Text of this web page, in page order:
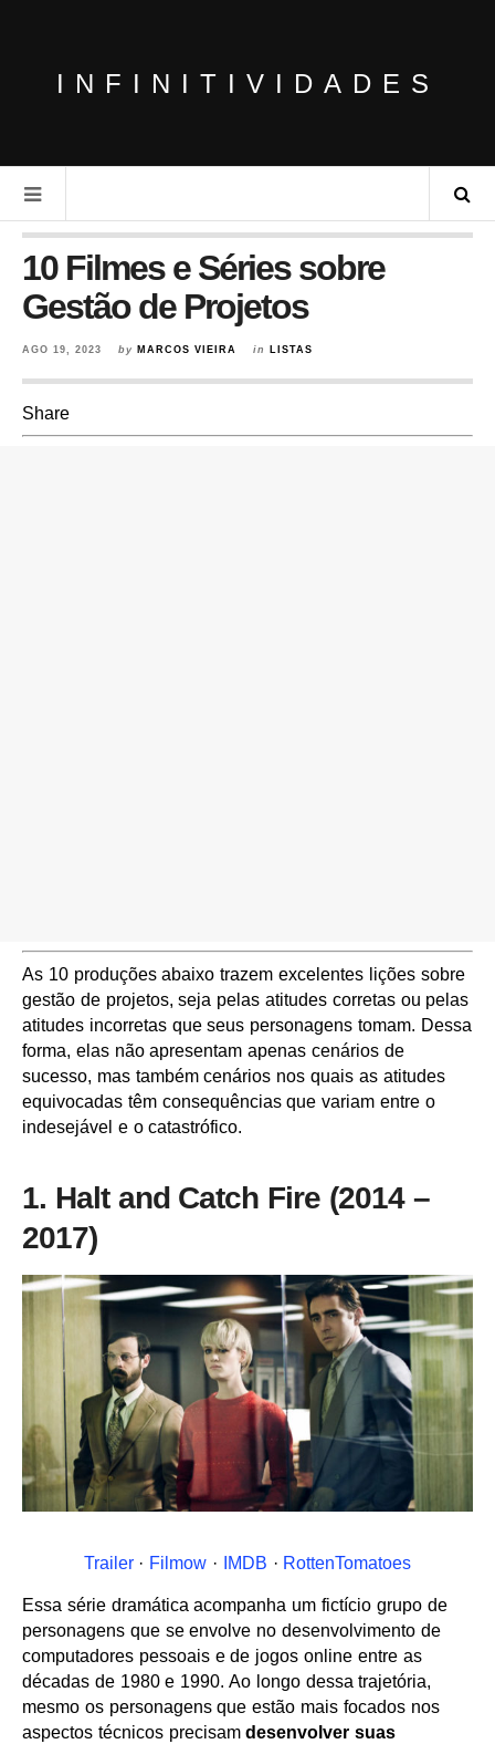
INFINITIVIDADES
10 Filmes e Séries sobre
Gestão de Projetos
AGO 19, 2023 by MARCOS VIEIRA in LISTAS
Share
As 10 produções abaixo trazem excelentes lições sobre
gestão de projetos, seja pelas atitudes corretas ou pelas
atitudes incorretas que seus personagens tomam. Dessa
forma, elas não apresentam apenas cenários de
sucesso, mas também cenários nos quais as atitudes
equivocadas têm consequências que variam entre o
indesejável e o catastrófico.
1. Halt and Catch Fire (2014 –
2017)
Trailer· Filmow · IMDB · RottenTomatoes
Essa série dramática acompanha um fictício grupo de
personagens que se envolve no desenvolvimento de
computadores pessoais e de jogos online entre as
décadas de 1980 e 1990. Ao longo dessa trajetória,
mesmo os personagens que estão mais focados nos
aspectos técnicos precisamdesenvolver suas